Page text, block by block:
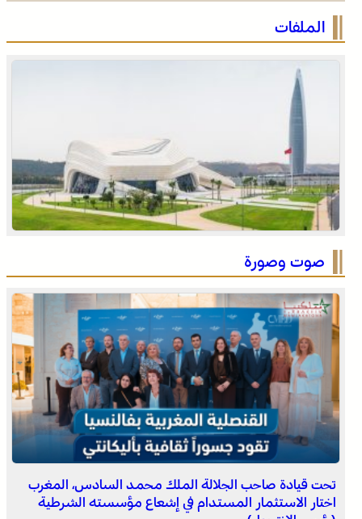
عروة وثقى لا تنفصم .. التلاحم التاريخي بين العرش والشعب
ضامن السيادة ومجهض الفتن
عيسى .. أصغر فرسان التبوريدة يحمل مشعل تراث عريق
مشروع أمريكي جديد ضد البوليساريو
الملفات
صوت وصورة
تحت قيادة صاحب الجلالة الملك محمد السادس، المغرب
اختار الاستثمار المستدام في إشعاع مؤسسته الشرطية